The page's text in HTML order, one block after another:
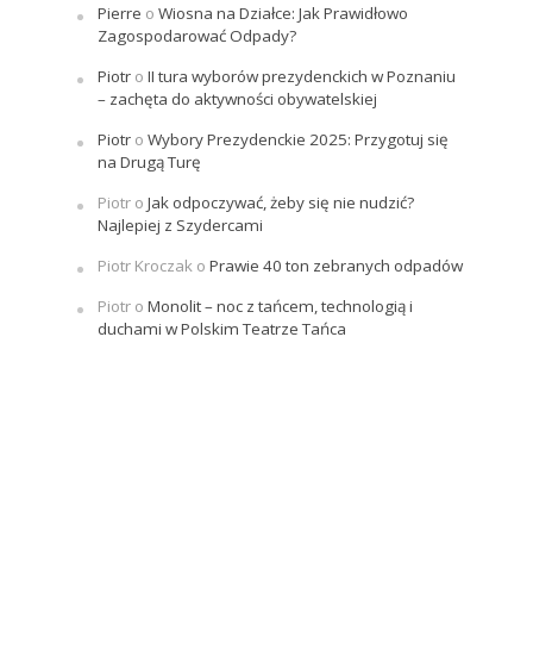
Pierre o Wiosna na Działce: Jak Prawidłowo
Zagospodarować Odpady?
Piotro II tura wyborów prezydenckich w Poznaniu
– zachęta do aktywności obywatelskiej
Piotro Wybory Prezydenckie 2025: Przygotuj się
na Drugą Turę
Piotro Jak odpoczywać, żeby się nie nudzić?
Najlepiej z Szydercami
Piotr Kroczako Prawie 40 ton zebranych odpadów
Piotro Monolit – noc z tańcem, technologią i
duchami w Polskim Teatrze Tańca